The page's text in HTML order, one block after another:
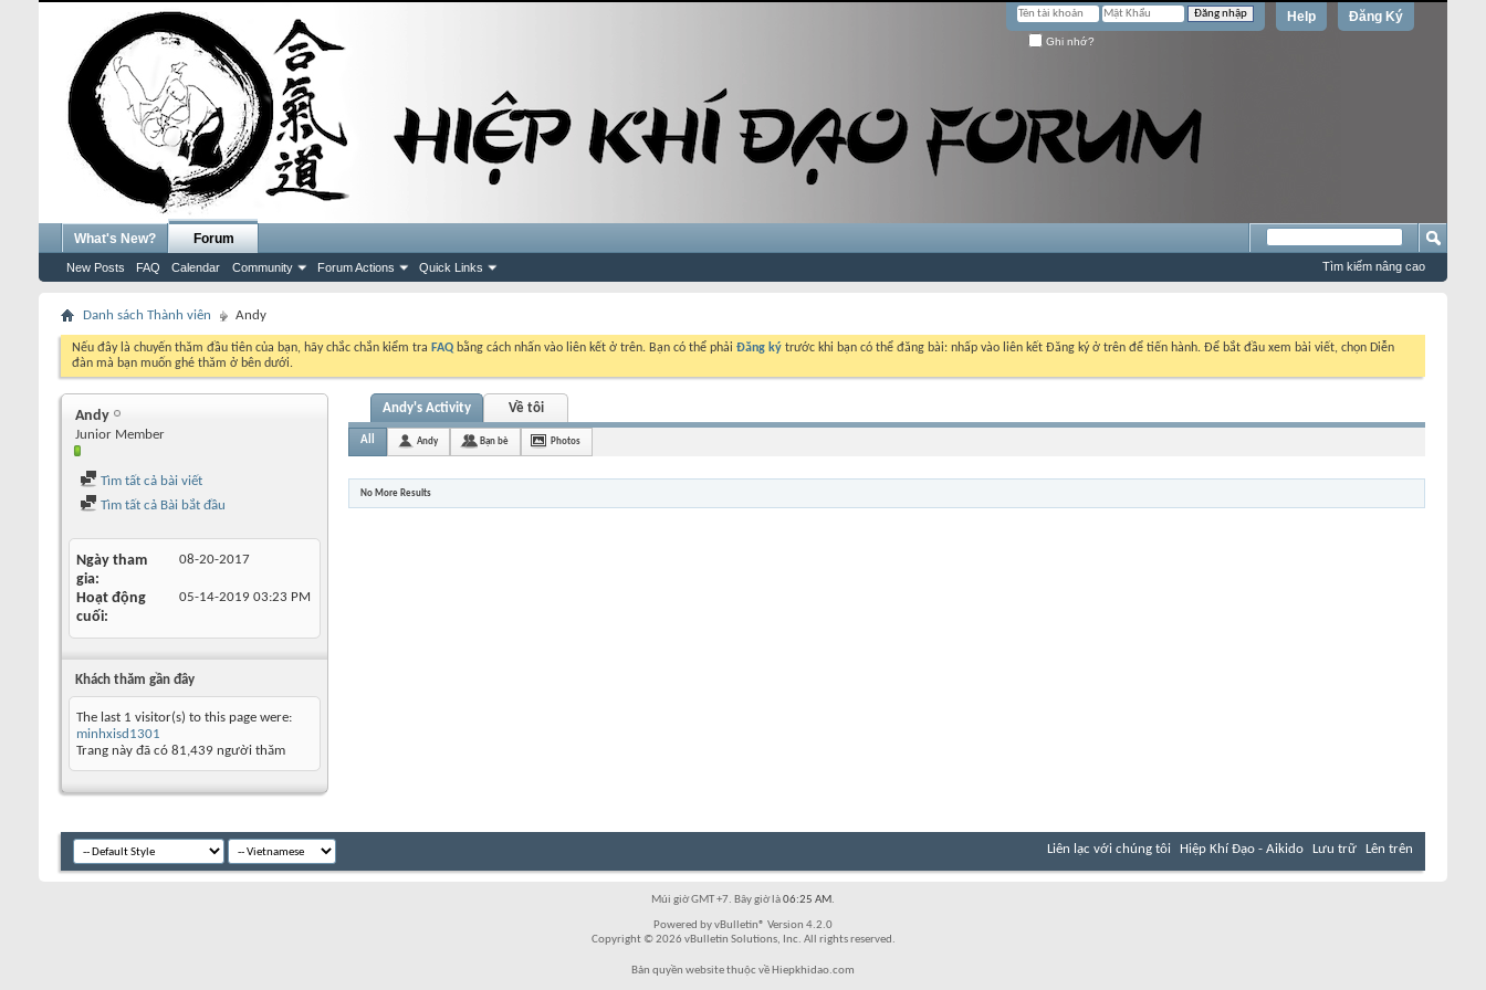
Đăng Ký
Help
Ghi nhớ?
What's New? Forum
New Posts FAQ Calendar Community Forum Actions Quick Links Tìm kiếm nâng cao
Danh sách Thành viên Andy
Nếu đây là chuyến thăm đầu tiên của bạn, hãy chắc chắn kiểm tra FAQ bằng cách nhấn vào liên kết ở trên. Bạn có thể phải Đăng ký trước khi bạn có thể đăng bài: nhấp vào liên kết Đăng ký ở trên để tiến hành. Để bắt đầu xem bài viết, chọn Diễn
đàn mà bạn muốn ghé thăm ở bên dưới.
Andy
Junior Member
Tìm tất cả bài viết
Tìm tất cả Bài bắt đầu
Ngày tham
gia
08-20-2017
Hoạt động
cuối
05-14-2019 03:23 PM
Khách thăm gần đây
The last 1 visitor(s) to this page were:
minhxisd1301
Trang này đã có 81,439 người thăm
Andy's Activity Về tôi
All Andy Bạn bè Photos
No More Results
Liên lạc với chúng tôi Hiệp Khí Đạo - Aikido Lưu trữ Lên trên
Múi giờ GMT +7. Bây giờ là06:25 AM.
Powered by vBulletin® Version 4.2.0
Copyright © 2026 vBulletin Solutions, Inc. All rights reserved.
Bản quyền website thuộc về Hiepkhidao.com